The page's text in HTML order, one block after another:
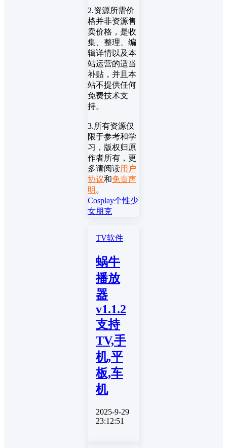
2.资源所需价
格并非资源售
卖价格，是收
集、整理、编
辑详情以及本
站运营的适当
补贴，并且本
站不提供任何
免费技术支
持。
3.所有资源仅
限于参考和学
习，版权归原
作者所有，更
多请阅读用户
协议和免责声
明 。
Cosplay个性少
女朋克
TV软件
蜗牛
播放
器
v1.1.2
支持
TV,手
机,平
板,车
机
2025-9-29
23:12:51